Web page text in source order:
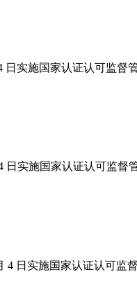
日实施国家认证认可监督
日实施国家认证认可监督
4 日实施国家认证认可监